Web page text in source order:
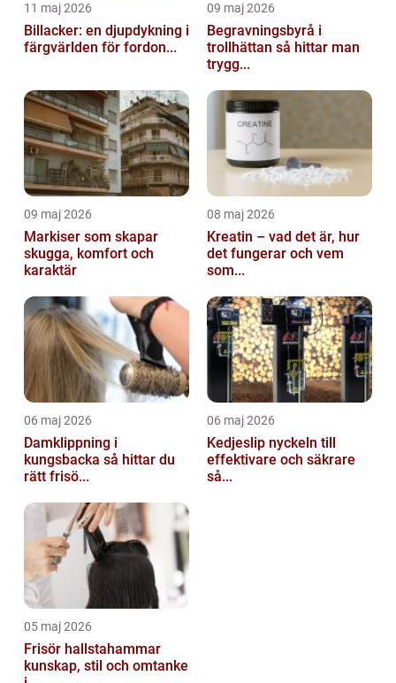
11 maj 2026
Billacker: en djupdykning i
färgvärlden för fordon...
09 maj 2026
Begravningsbyrå i
trollhättan så hittar man
trygg...
09 maj 2026
Markiser som skapar
skugga, komfort och
karaktär
08 maj 2026
Kreatin – vad det är, hur
det fungerar och vem
som...
06 maj 2026
Damklippning i
kungsbacka så hittar du
rätt frisö...
06 maj 2026
Kedjeslip nyckeln till
effektivare och säkrare
så...
05 maj 2026
Frisör hallstahammar
kunskap, stil och omtanke